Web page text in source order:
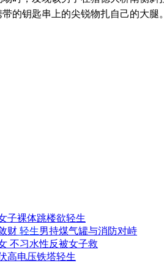
展要走有自主权之路
的钥匙串上的尖锐物扎自己的大腿
子裸体跳楼欲轻生
财 轻生男持煤气罐与消防对峙
不习水性反被女子救
高电压铁塔轻生